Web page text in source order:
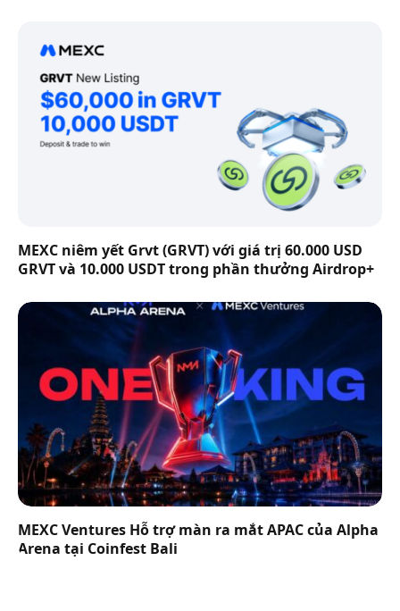
MEXC niêm yết Grvt (GRVT) với giá trị 60.000 USD
GRVT và 10.000 USDT trong phần thưởng Airdrop+
MEXC Ventures Hỗ trợ màn ra mắt APAC của Alpha
Arena tại Coinfest Bali